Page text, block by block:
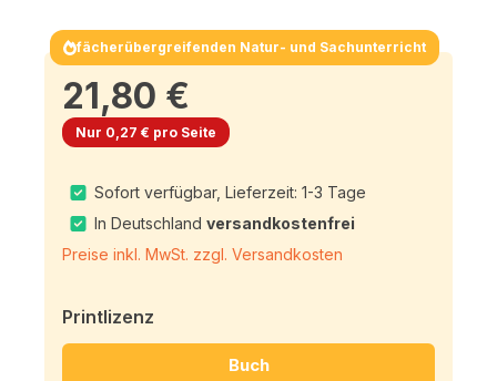
fächerübergreifenden Natur- und Sachunterricht
21,80 €
Nur 0,27 € pro Seite
Sofort verfügbar, Lieferzeit: 1-3 Tage
In Deutschlandversandkostenfrei
Preise inkl. MwSt. zzgl. Versandkosten
Printlizenz
Buch